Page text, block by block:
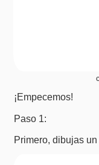
¡Empecemos!
Paso 1:
Primero, dibujas